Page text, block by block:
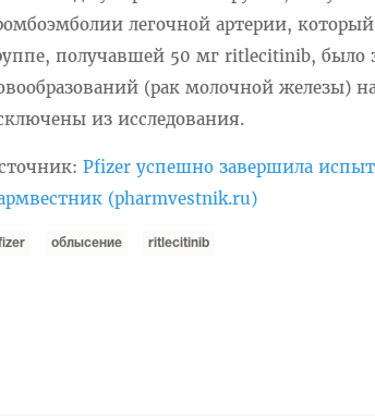
легочной артерии,
получавшей 50 мг ritlecitinib, было
(рак молочной железы)
из исследования.
Pfizer успешно завершила
(pharmvestnik.ru)
облысение ritlecitinib